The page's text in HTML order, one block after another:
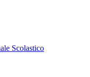
Scolastico